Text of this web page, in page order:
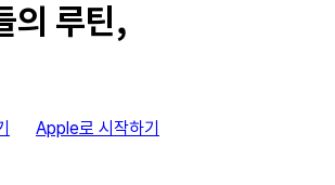
의 루틴,
Apple로 시작하기